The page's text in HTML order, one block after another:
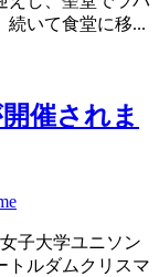
続いて食堂に移...
催されま
子大学ユニソン
トルダムクリスマ